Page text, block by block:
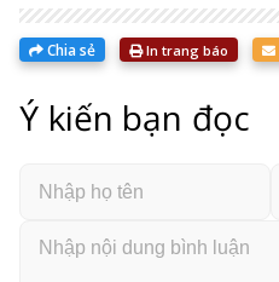
Chia sẻ In trang báo
Ý kiến bạn đọc